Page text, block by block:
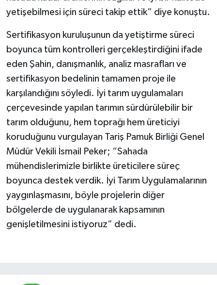
yetişebilmesi için süreci takip ettik” diye konuştu.
Sertifikasyon kuruluşunun da yetiştirme süreci
boyunca tüm kontrolleri gerçekleştirdiğini ifade
eden Şahin, danışmanlık, analiz masrafları ve
sertifikasyon bedelinin tamamen proje ile
karşılandığını söyledi. İyi tarım uygulamaları
çerçevesinde yapılan tarımın sürdürülebilir bir
tarım olduğunu, hem toprağı hem üreticiyi
koruduğunu vurgulayan Tariş Pamuk Birliği Genel
Müdür Vekili İsmail Peker; “Sahada
mühendislerimizle birlikte üreticilere süreç
boyunca destek verdik. İyi Tarım Uygulamalarının
yaygınlaşmasını, böyle projelerin diğer
bölgelerde de uygulanarak kapsamının
genişletilmesini istiyoruz” dedi.